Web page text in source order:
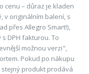
cenu – důraz je kladen
v originálním balení, s
přes Allegro Smart!),
DPH fakturou. To
možnou verzi",
Pokud po nákupu
stejný produkt prodává